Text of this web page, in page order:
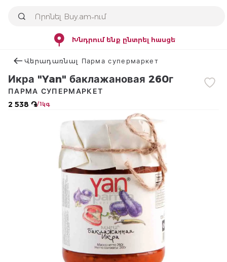
Խնդրում ենք ընտրել հասցե
Վերադառնալ Парма супермаркет
Икра "Yan" баклажановая 260г
2 538 ֏/ 1կգ
ПАРМА СУПЕРМАРКЕТ